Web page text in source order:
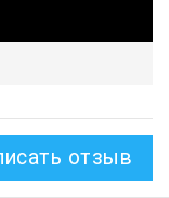
отзыв